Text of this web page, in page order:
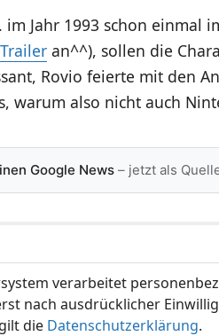
Jahr 1993 schon einmal
an^^), sollen die
Rovio feierte mit den
warum also nicht auch
Google News– jetzt als
verarbeitet
nach ausdrücklicher
die Datenschutzerklärung.